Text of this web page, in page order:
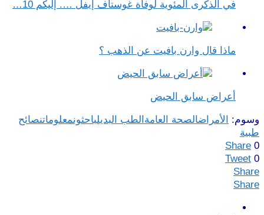
في الذكرى المئوية لوفاة غوستاف إيفل …. إليكم 10…
ماذا قال وارن بافيت عن الذهب ؟
أعراض سابق الحيض
وسوم: الأمراضالصحة العامة الطب البديلباحثونمعلوماتنصائح
طبية
Share 0
Tweet 0
Share
Share